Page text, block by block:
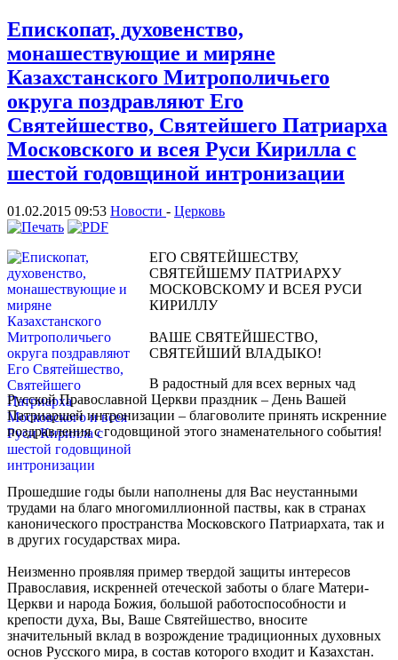
Епископат, духовенство,
монашествующие и миряне
Казахстанского Митрополичьего
округа поздравляют Его
Святейшество, Святейшего Патриарха
Московского и всея Руси Кирилла с
шестой годовщиной интронизации
01.02.2015 09:53 Новости - Церковь
ЕГО СВЯТЕЙШЕСТВУ,
СВЯТЕЙШЕМУ ПАТРИАРХУ
МОСКОВСКОМУ И ВСЕЯ РУСИ
КИРИЛЛУ
ВАШЕ СВЯТЕЙШЕСТВО,
СВЯТЕЙШИЙ ВЛАДЫКО!
В радостный для всех верных чад
Русской Православной Церкви праздник – День Вашей
Патриаршей интронизации – благоволите принять искренние
поздравления с годовщиной этого знаменательного события!
Прошедшие годы были наполнены для Вас неустанными
трудами на благо многомиллионной паствы, как в странах
канонического пространства Московского Патриархата, так и
в других государствах мира.
Неизменно проявляя пример твердой защиты интересов
Православия, искренней отеческой заботы о благе Матери-
Церкви и народа Божия, большой работоспособности и
крепости духа, Вы, Ваше Святейшество, вносите
значительный вклад в возрождение традиционных духовных
основ Русского мира, в состав которого входит и Казахстан.